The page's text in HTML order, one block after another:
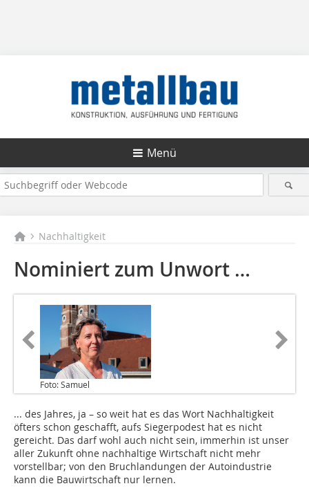
Menü
Nachhaltigkeit
Nominiert zum Unwort …
Foto: Samuel
... des Jahres, ja – so weit hat es das Wort Nachhaltigkeit
öfters schon geschafft, aufs Siegerpodest hat es nicht
gereicht. Das darf wohl auch nicht sein, immerhin ist unser
aller Zukunft ohne nachhaltige Wirtschaft nicht mehr
vorstellbar; von den Bruchlandungen der Autoindustrie
kann die Bauwirtschaft nur lernen.